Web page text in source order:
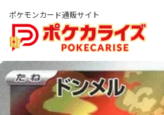
ポケモンカード通販サイト